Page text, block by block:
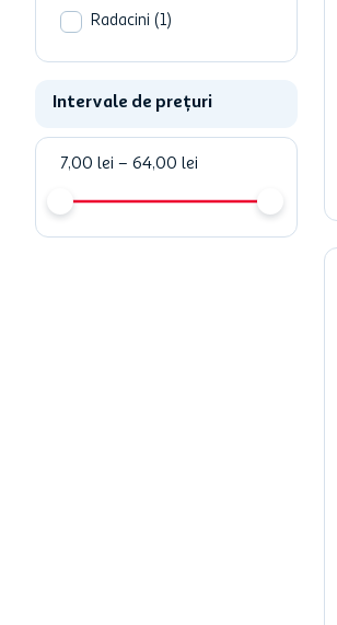
Radacini (1)
Intervale de prețuri
7,00 lei – 64,00 lei